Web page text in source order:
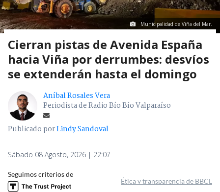
Municipalidad de Viña del Mar.
Cierran pistas de Avenida España
hacia Viña por derrumbes: desvíos
se extenderán hasta el domingo
Aníbal Rosales Vera
Periodista de Radio Bío Bío Valparaíso
Publicado porLindy Sandoval
Sábado 08 Agosto, 2026 | 22:07
Seguimos criterios de
Ética y transparencia de BBCL